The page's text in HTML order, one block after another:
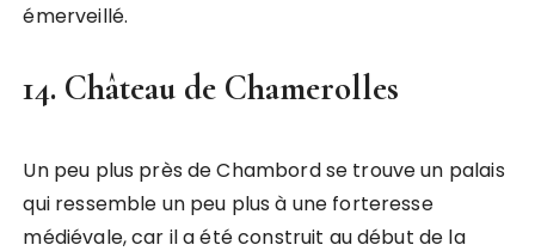
émerveillé.
14. Château de Chamerolles
Un peu plus près de Chambord se trouve un palais
qui ressemble un peu plus à une forteresse
médiévale, car il a été construit au début de la